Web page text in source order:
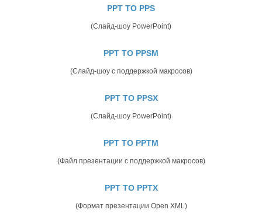
PPT TO PPS
(Слайд-шоу PowerPoint)
PPT TO PPSM
(Слайд-шоу с поддержкой макросов)
PPT TO PPSX
(Слайд-шоу PowerPoint)
PPT TO PPTM
(Файл презентации с поддержкой макросов)
PPT TO PPTX
(Формат презентации Open XML)